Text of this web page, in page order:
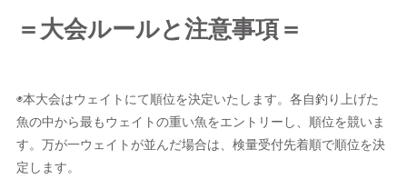
＝大会ルールと注意事項＝
◉本大会はウェイトにて順位を決定いたします。各自釣り上げた
魚の中から最もウェイトの重い魚をエントリーし、順位を競いま
す。万が一ウェイトが並んだ場合は、検量受付先着順で順位を決
定します。